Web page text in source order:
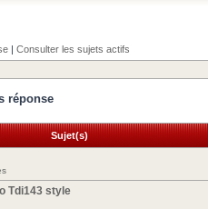
| Consulter les sujets actifs
réponse
Sujet(s)
Tdi143 style